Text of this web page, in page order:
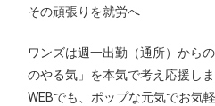
その頑張りを就労へ
ワンズは週一出勤（通所）から
のやる気」を本気で考え応援し
WEBでも、ポップな元気でお気